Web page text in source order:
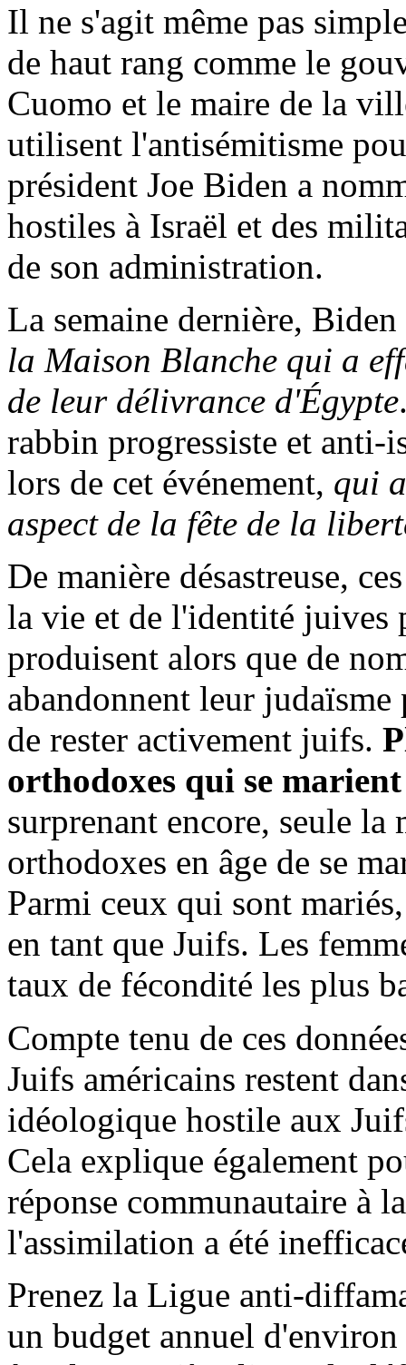
Il ne s'agit même pas
de haut rang comme le
Cuomo et le maire de la
utilisent l'antisémitisme
président Joe Biden a
hostiles à Israël et des
de son administration.
La semaine dernière,
la Maison Blanche qui a
de leur délivrance d'Égypte
rabbin progressiste et
lors de cet événement, qui
aspect de la fête de la
De manière désastreuse,
la vie et de l'identité juives
produisent alors que de
abandonnent leur
de rester activement juifs.
orthodoxes qui se
surprenant encore, seule
orthodoxes en âge de se
Parmi ceux qui sont
en tant que Juifs. Les
taux de fécondité les plus
Compte tenu de ces
Juifs américains restent
idéologique hostile aux
Cela explique également
réponse communautaire à
l'assimilation a été
Prenez la Ligue anti-
un budget annuel